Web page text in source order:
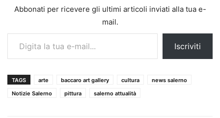
Abbonati per ricevere gli ultimi articoli inviati alla tua e-
mail.
Digita la tua e-mail...
Iscriviti
TAGS arte baccaro art gallery cultura
news salerno
Notizie Salerno
pittura salerno attualità